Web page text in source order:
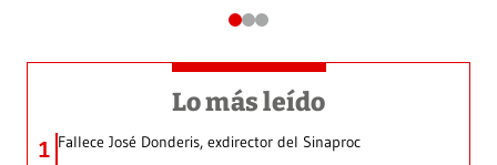
Lo más leído
1 Fallece José Donderis, exdirector del Sinaproc